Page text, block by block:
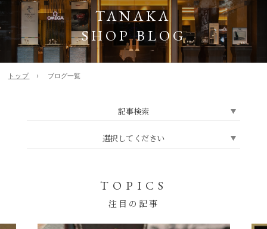
TANAKA
SHOP BLOG
トップ ブログ一覧
TOPICS
注目の記事